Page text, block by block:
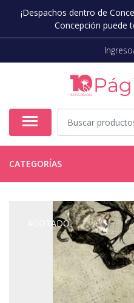
¡Despachos dentro de
Concepción puede
CATEGORÍAS
AGOTADO